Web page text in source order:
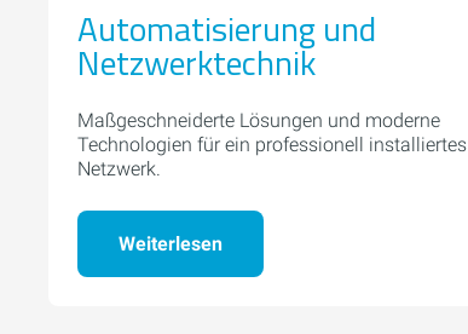
Automatisierung und
Netzwerktechnik
Maßgeschneiderte Lösungen und moderne
Technologien für ein professionell installiertes
Netzwerk.
Weiterlesen